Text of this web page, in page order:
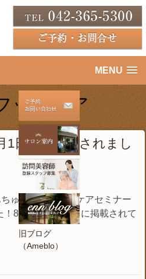
MENU
ットケア
1日号に掲載されまし
ゅう」にフットケアセミナー
8Pの「ひろば」に掲載されて
旧ブログ
（Ameblo）